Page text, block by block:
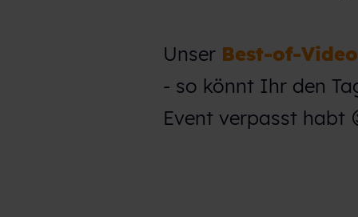
Unser Best-of-Video
- so könnt Ihr den
Event verpasst habt